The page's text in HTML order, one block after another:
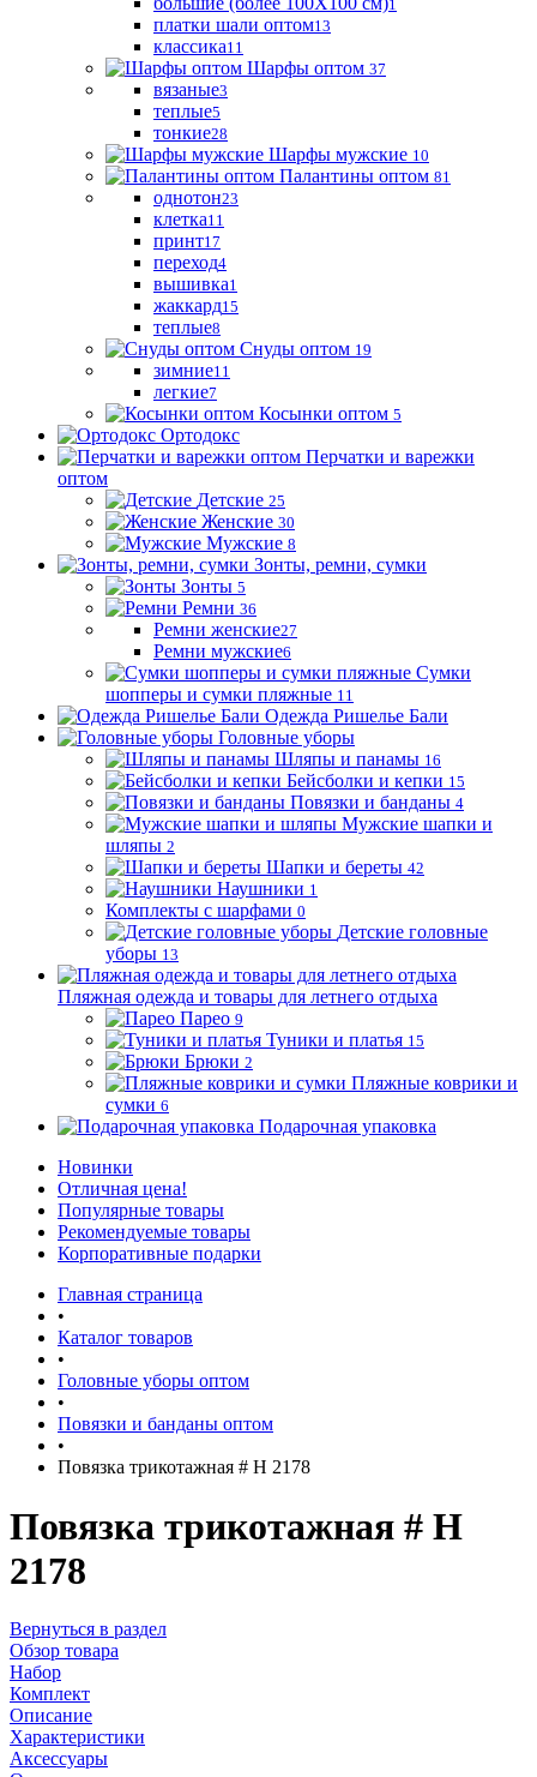
1
платки шали оптом13
классика11
Шарфы оптом 37
вязаные3
теплые5
тонкие28
Шарфы мужские 10
Палантины оптом 81
однотон23
клетка11
принт17
переход4
вышивка1
жаккард15
теплые8
Снуды оптом 19
зимние11
легкие7
Косынки оптом 5
Ортодокс
Перчатки и варежки
оптом
Детские 25
Женские 30
Мужские 8
Зонты, ремни, сумки
Зонты 5
Ремни 36
Ремни женские27
Ремни мужские6
Сумки
шопперы и сумки пляжные 11
Одежда Ришелье Бали
Головные уборы
Шляпы и панамы 16
Бейсболки и кепки 15
Повязки и банданы 4
Мужские шапки и
шляпы 2
Шапки и береты 42
Наушники 1
Комплекты с шарфами 0
Детские головные
уборы 13
Пляжная одежда и товары для летнего отдыха
Парео 9
Туники и платья 15
Брюки 2
Пляжные коврики и
сумки 6
Подарочная упаковка
Новинки
Отличная цена!
Популярные товары
Рекомендуемые товары
Корпоративные подарки
Главная страница
•
Каталог товаров
•
Головные уборы оптом
•
Повязки и банданы оптом
•
Повязка трикотажная # H 2178
Повязка трикотажная # H
2178
Вернуться в раздел
Обзор товара
Набор
Комплект
Описание
Характеристики
Аксессуары